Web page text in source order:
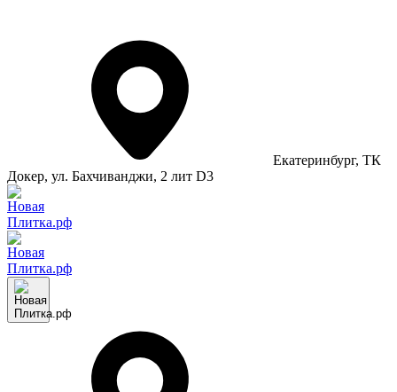
Екатеринбург, ТК
Докер, ул. Бахчиванджи, 2 лит D3